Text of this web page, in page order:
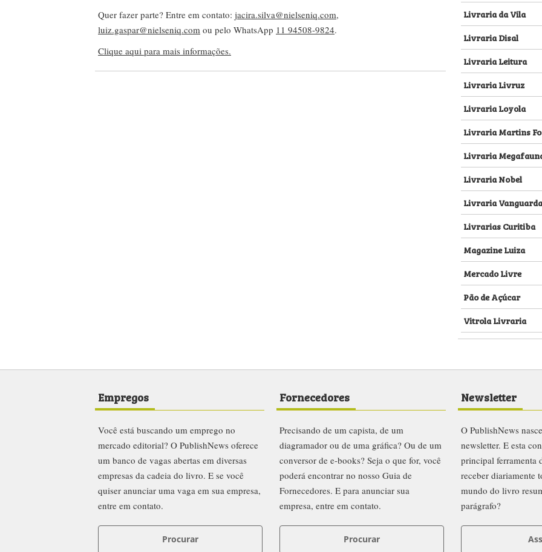
Quer fazer parte? Entre em contato: jacira.silva@nielseniq.com,
luiz.gaspar@nielseniq.com ou pelo WhatsApp 11 94508-9824.
Clique aqui para mais informações.
Livraria da Vila
Livraria Disal
Livraria Leitura
Livraria Livruz
Livraria Loyola
Livraria Martins
Livraria
Livraria Nobel
Livraria Vanguarda
Livrarias Curitiba
Magazine Luiza
Mercado Livre
Pão de Açúcar
Vitrola Livraria
Empregos
Você está buscando um emprego no
mercado editorial? O PublishNews oferece
um banco de vagas abertas em diversas
empresas da cadeia do livro. E se você
quiser anunciar uma vaga em sua empresa,
entre em contato.
Procurar
Fornecedores
Precisando de um capista, de um
diagramador ou de uma gráfica? Ou de um
conversor de e-books? Seja o que for, você
poderá encontrar no nosso Guia de
Fornecedores. E para anunciar sua
empresa, entre em contato.
Procurar
Newsletter
O PublishNews
newsletter. E esta
principal ferramenta
receber diariamente
mundo do livro
parágrafo?